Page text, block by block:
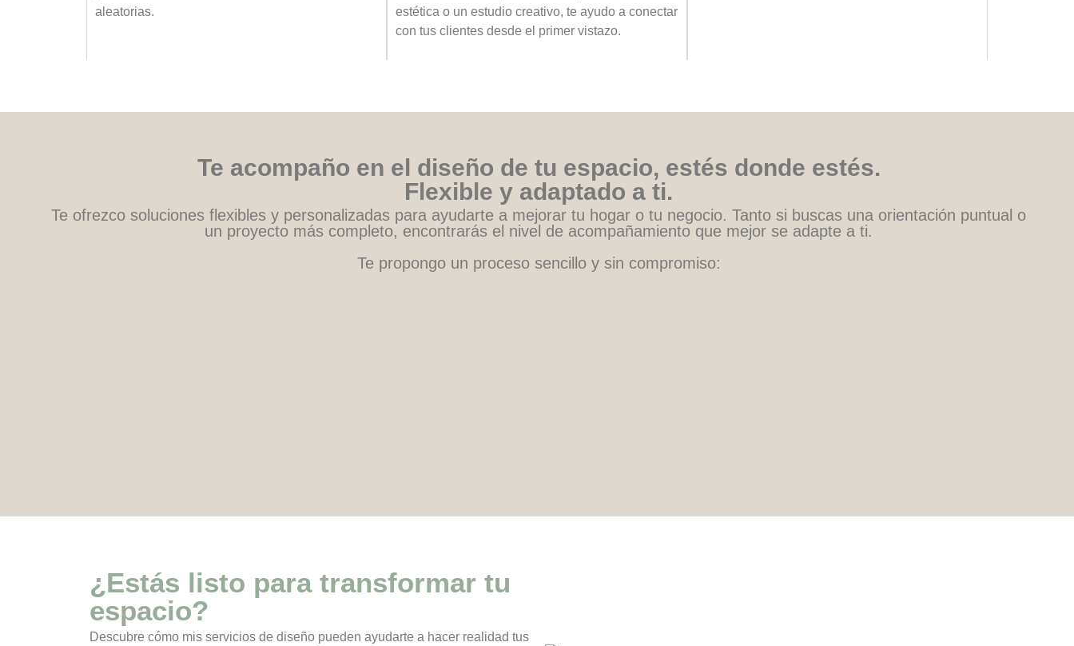
aleatorias.
estética o un estudio creativo, te ayudo a conectar
con tus clientes desde el primer vistazo.
Te acompaño en el diseño de tu espacio, estés donde estés.
Flexible y adaptado a ti.
Te ofrezco soluciones flexibles y personalizadas para ayudarte a mejorar tu hogar o tu negocio. Tanto si buscas una orientación puntual o
un proyecto más completo, encontrarás el nivel de acompañamiento que mejor se adapte a ti.
Te propongo un proceso sencillo y sin compromiso:
¿Estás listo para transformar tu
espacio?
Descubre cómo mis servicios de diseño pueden ayudarte a hacer realidad tus